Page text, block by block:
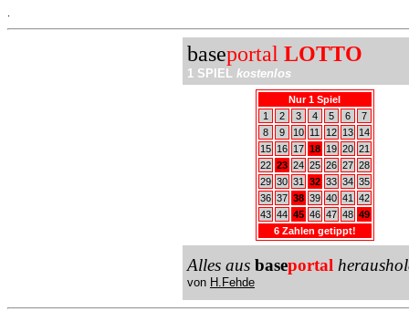
baseportal LOTTO
1 SPIEL kostenlos
Nur 1 Spiel
1
2 3 4 5 6
7
8
9 10 11 12 13
14
15
16 17 18 19 20 21
22 23 24 25 26 27 28
29 30 31 32 33 34 35
36 37 38 39 40 41
42
43 44 45 46 47 48 49
6 Zahlen getippt!
Alles aus baseportal
von H.Fehde